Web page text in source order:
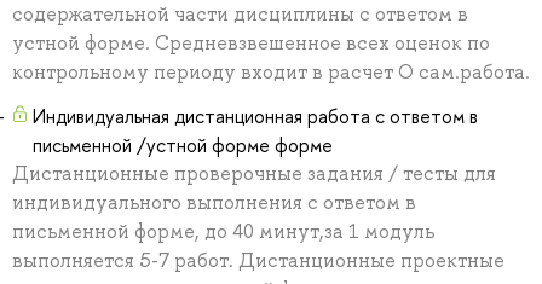
содержательной части дисциплины с ответом в
устной форме. Средневзвешенное всех оценок по
контрольному периоду входит в расчет О сам.работа.
Индивидуальная дистанционная работа с ответом в
письменной /устной форме форме
Дистанционные проверочные задания / тесты для
индивидуального выполнения с ответом в
письменной форме, до 40 минут,за 1 модуль
выполняется 5-7 работ. Дистанционные проектные